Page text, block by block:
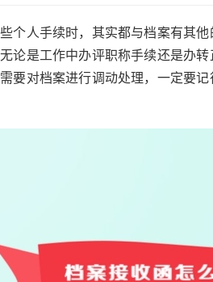
个人手续时，其实都与档案有其
论是工作中办评职称手续还是办
要对档案进行调动处理，一定要